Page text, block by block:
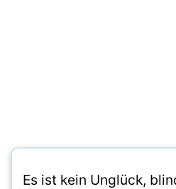
Es ist kein Unglück,